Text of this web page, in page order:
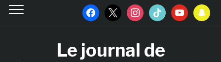
facebook
x instagramtiktok youtubesnapchat
Le journal de